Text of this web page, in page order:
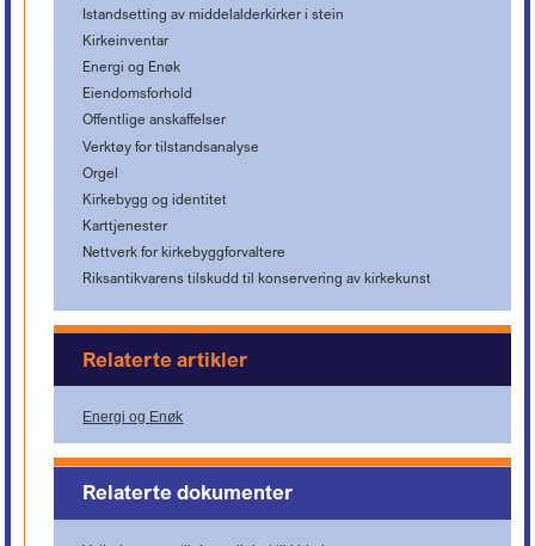
Istandsetting av middelalderkirker i stein
Kirkeinventar
Energi og Enøk
Eiendomsforhold
Offentlige anskaffelser
Verktøy for tilstandsanalyse
Orgel
Kirkebygg og identitet
Karttjenester
Nettverk for kirkebyggforvaltere
Riksantikvarens tilskudd til konservering av kirkekunst
Relaterte artikler
Energi og Enøk
Relaterte dokumenter